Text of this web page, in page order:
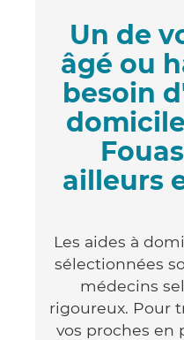
Un de
âgé ou
besoin
ailleurs
Les aides à
sélectionnées
médecins
rigoureux. Pour
vos proches en